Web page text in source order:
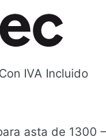
Con IVA Incluido
asta de 1300